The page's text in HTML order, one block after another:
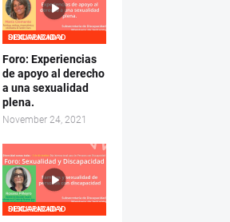
SEXUALIDAD Y DISCAPACIDAD
Foro: Experiencias
de apoyo al derecho
a una sexualidad
plena.
November 24, 2021
SEXUALIDAD Y DISCAPACIDAD